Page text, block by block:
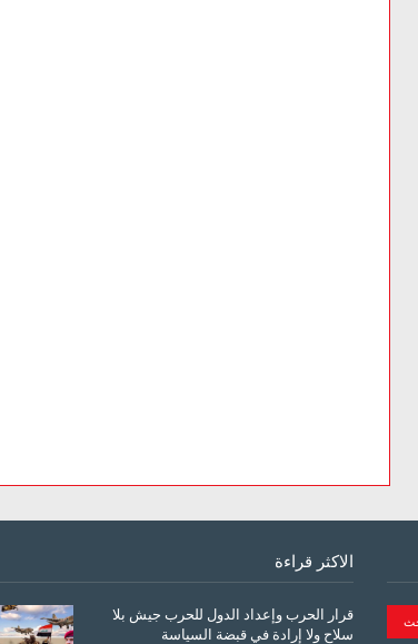
الاكثر قراءة
قرار الحرب وإعداد الدول للحرب جيش بلا
سلاح ولا إرادة في قبضة السياسة